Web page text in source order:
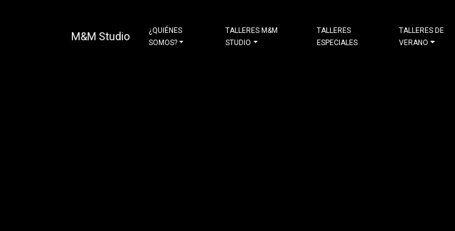
M&M Studio
¿QUIÉNES
SOMOS?
TALLERES M&M
STUDIO
TALLERES
ESPECIALES
TALLERES DE
VERANO